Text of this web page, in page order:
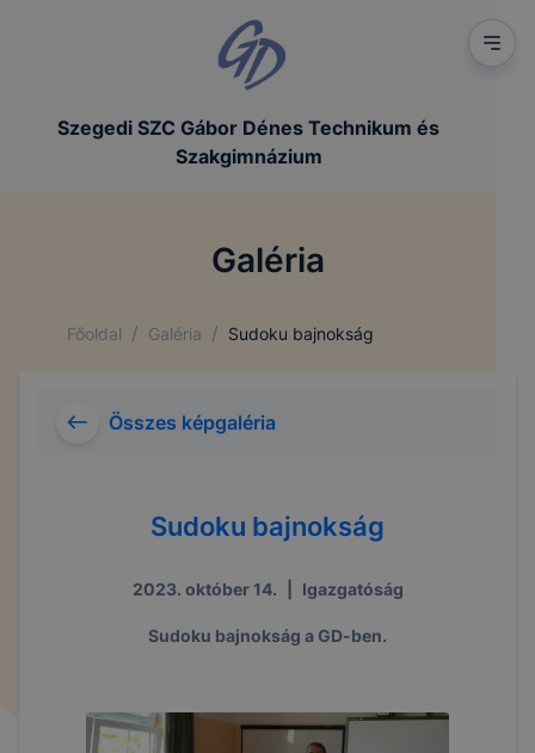
Szegedi SZC Gábor Dénes Technikum és
Szakgimnázium
Galéria
Főoldal / Galéria / Sudoku bajnokság
Összes képgaléria
Sudoku bajnokság
2023. október 14. Igazgatóság
Sudoku bajnokság a GD-ben.